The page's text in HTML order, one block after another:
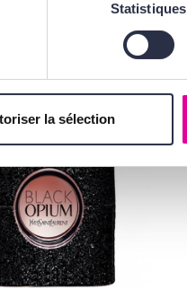
Statistiques
la sélection
AUSSI...